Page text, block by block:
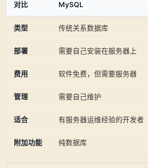
对比 MySQL
类型 传统关系数据库
部署 需要自己安装在服务器上
费用 软件免费，但需要服务器
管理 需要自己维护
适合 有服务器运维经验的开发者
附加功能 纯数据库